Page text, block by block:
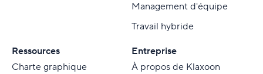
Management d'équipe
Travail hybride
Ressources
Charte graphique
Entreprise
À propos de Klaxoon